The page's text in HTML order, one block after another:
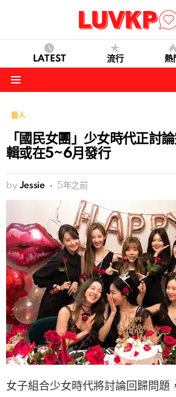
LATEST 流行 熱
藝人
「國民女團」少女時代正討
輯或在5~6月發行
by Jessie 5年之前
女子組合少女時代將討論回歸問題